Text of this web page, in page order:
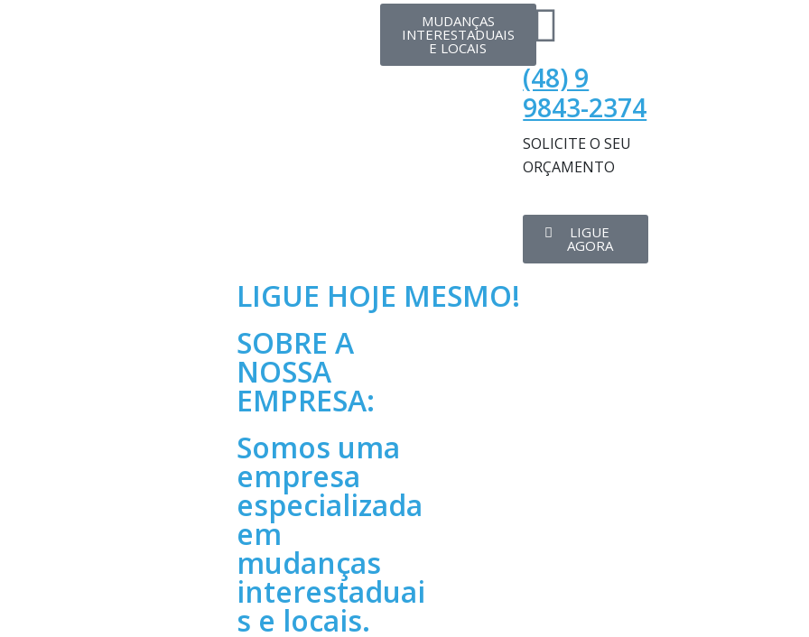
MUDANÇAS
INTERESTADUAIS
E LOCAIS
(48) 9
9843-2374
SOLICITE O SEU
ORÇAMENTO
LIGUE
AGORA
LIGUE HOJE MESMO!
SOBRE A
NOSSA
EMPRESA:
Somos uma
empresa
especializada
em
mudanças
interestaduai
s e locais.